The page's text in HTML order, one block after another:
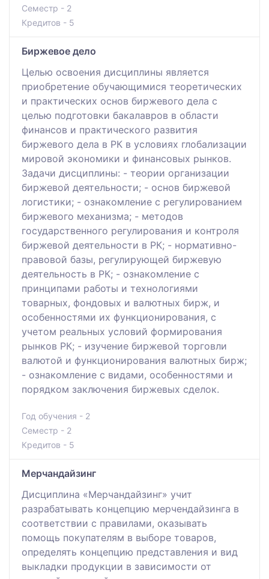
Семестр - 2
Кредитов - 5
Биржевое дело
Целью освоения дисциплины является
приобретение обучающимися теоретических
и практических основ биржевого дела с
целью подготовки бакалавров в области
финансов и практического развития
биржевого дела в РК в условиях глобализации
мировой экономики и финансовых рынков.
Задачи дисциплины: - теории организации
биржевой деятельности; - основ биржевой
логистики; - ознакомление с регулированием
биржевого механизма; - методов
государственного регулирования и контроля
биржевой деятельности в РК; - нормативно-
правовой базы, регулирующей биржевую
деятельность в РК; - ознакомление с
принципами работы и технологиями
товарных, фондовых и валютных бирж, и
особенностями их функционирования, с
учетом реальных условий формирования
рынков РК; - изучение биржевой торговли
валютой и функционирования валютных бирж;
- ознакомление с видами, особенностями и
порядком заключения биржевых сделок.
Год обучения - 2
Семестр - 2
Кредитов - 5
Мерчандайзинг
Дисциплина «Мерчандайзинг» учит
разрабатывать концепцию мерчендайзинга в
соответствии с правилами, оказывать
помощь покупателям в выборе товаров,
определять концепцию представления и вид
выкладки продукции в зависимости от